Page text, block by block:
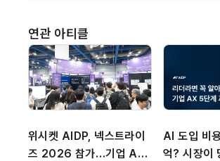
연관 아티클
위시켓 AIDP, 넥스트라이
즈 2026 참가…기업 AX
AI 도입 비
억? 시장이